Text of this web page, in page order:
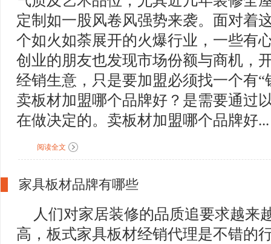
定制如一股风卷风强势来袭。面对着
个如火如荼展开的火爆行业，一些有
创业的朋友也发现市场份额与商机，
经销生意，只是要加盟必须找一个有
卖板材加盟哪个品牌好？是需要通过
在做决定的。卖板材加盟哪个品牌好...
阅读全文
家具板材品牌有哪些
人们对家居装修的品质追要求越来
高，板式家具板材经销代理是不错的